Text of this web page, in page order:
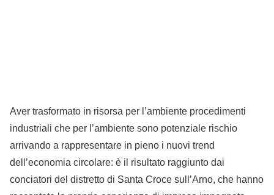
Aver trasformato in risorsa per l’ambiente procedimenti
industriali che per l’ambiente sono potenziale rischio
arrivando a rappresentare in pieno i nuovi trend
dell’economia circolare: è il risultato raggiunto dai
conciatori del distretto di Santa Croce sull’Arno, che hanno